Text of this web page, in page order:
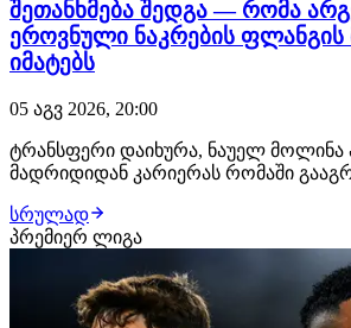
შეთანხმება შედგა — რომა
ეროვნული ნაკრების ფლანგის
იმატებს
05 აგვ 2026, 20:00
ტრანსფერი დაიხურა, ნაუელ
მადრიდიდან კარიერას რომაში
ფეხბურთელს იტალიაში უკვე
სამედიცინო შემოწმებას გაივლის და
მოაწერს. "ჯალოროსი" მოლინას
დაახლოებით €18 მილიონს…
სრულად
პრემიერ ლიგა